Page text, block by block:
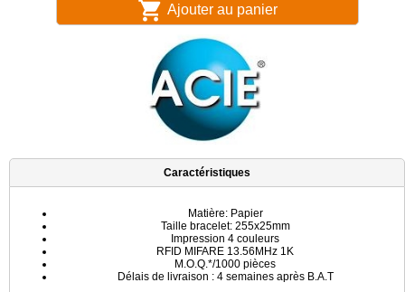
Ajouter au panier
Caractéristiques
Matière: Papier
Taille bracelet: 255x25mm
Impression 4 couleurs
RFID MIFARE 13.56MHz 1K
M.O.Q.*/1000 pièces
Délais de livraison : 4 semaines après B.A.T